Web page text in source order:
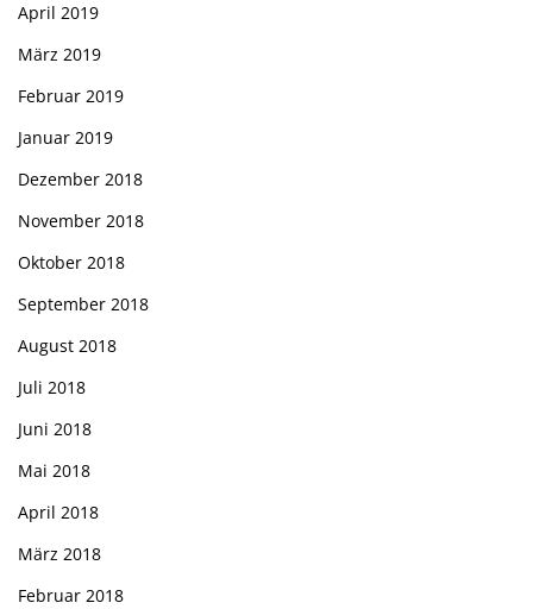
April 2019
März 2019
Februar 2019
Januar 2019
Dezember 2018
November 2018
Oktober 2018
September 2018
August 2018
Juli 2018
Juni 2018
Mai 2018
April 2018
März 2018
Februar 2018